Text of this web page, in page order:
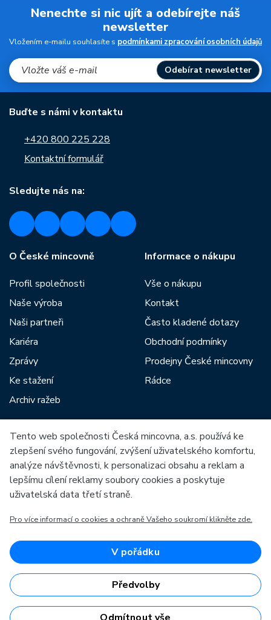
Nenechte si nic ujít a odebírejte náš
newsletter
Vložením e-mailu souhlasíte s podmínkami zpracování osobních údajů
Odebírat newsletter
Buďte s námi v kontaktu
+420 800 225 228
Kontaktní formulář
Sledujte nás na:
O České mincovně
Profil společnosti
Naše výroba
Naši partneři
Kariéra
Zprávy
Ke stažení
Archiv ražeb
Informace o nákupu
Vše o nákupu
Kontakt
Často kladené dotazy
Obchodní podmínky
Prodejny České mincovny
Rádce
Mezi naše partnery patří:
Evropská unie
OP Podnikání a inovace pro konkurenceschopnost
Evropský fond pro regionální rozvoj
Tento web společnosti Česká mincovna, a.s. používá ke
zlepšení svého fungování, zvýšení uživatelského komfortu,
analýze návštěvnosti, k personalizaci obsahu a reklam a
lepšímu cílení reklamy soubory cookies a poskytuje
uživatelská data třetí straně.
Pro více informací o cookies a ochraně Vašeho soukromí klikněte zde.
V pořádku
Předvolby